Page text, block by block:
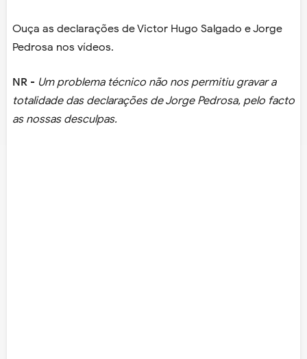
Ouça as declarações de Victor Hugo Salgado e Jorge
Pedrosa nos vídeos.
NR - Um problema técnico não nos permitiu gravar a
totalidade das declarações de Jorge Pedrosa, pelo facto
as nossas desculpas.